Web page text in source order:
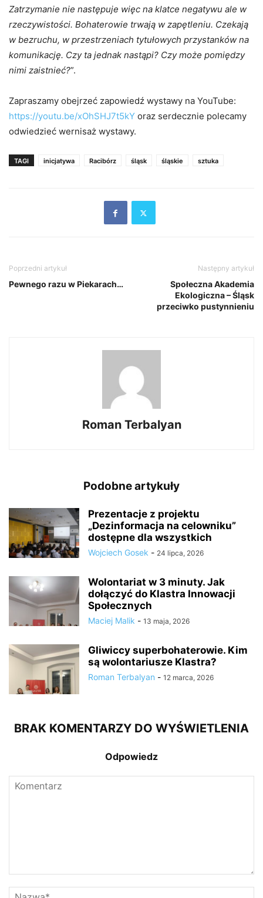
Zatrzymanie nie następuje więc na klatce negatywu ale w
rzeczywistości. Bohaterowie trwają w zapętleniu. Czekają
w bezruchu, w przestrzeniach tytułowych przystanków na
komunikację. Czy ta jednak nastąpi? Czy może pomiędzy
nimi zaistnieć?”.
Zapraszamy obejrzeć zapowiedź wystawy na YouTube:
https://youtu.be/xOhSHJ7t5kY oraz serdecznie polecamy
odwiedzieć wernisaż wystawy.
TAGI inicjatywa Racibórz śląsk śląskie sztuka
Poprzedni artykuł
Pewnego razu w Piekarach…
Następny artykuł
Społeczna Akademia
Ekologiczna – Śląsk
przeciwko pustynnieniu
Roman Terbalyan
Podobne artykuły
Prezentacje z projektu
„Dezinformacja na celowniku”
dostępne dla wszystkich
Wojciech Gosek - 24 lipca, 2026
Wolontariat w 3 minuty. Jak
dołączyć do Klastra Innowacji
Społecznych
Maciej Malik - 13 maja, 2026
Gliwiccy superbohaterowie. Kim
są wolontariusze Klastra?
Roman Terbalyan - 12 marca, 2026
BRAK KOMENTARZY DO WYŚWIETLENIA
Odpowiedz